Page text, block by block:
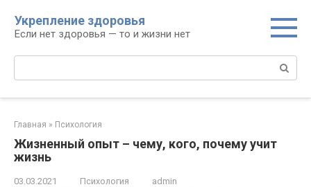
контенту
Укрепление здоровья
Если нет здоровья — то и жизни нет
Поиск:
Главная » Психология
Жизненный опыт – чему, кого, почему учит
жизнь
03.03.2021 Психология admin